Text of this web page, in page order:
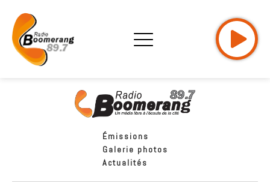
Émissions
Galerie photos
Actualités